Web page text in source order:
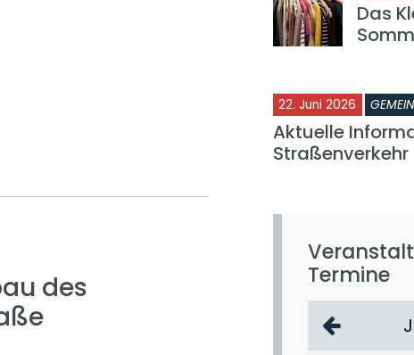
des
Das
22. Juni 2026
Aktuelle
Straßenverkehr
Termine